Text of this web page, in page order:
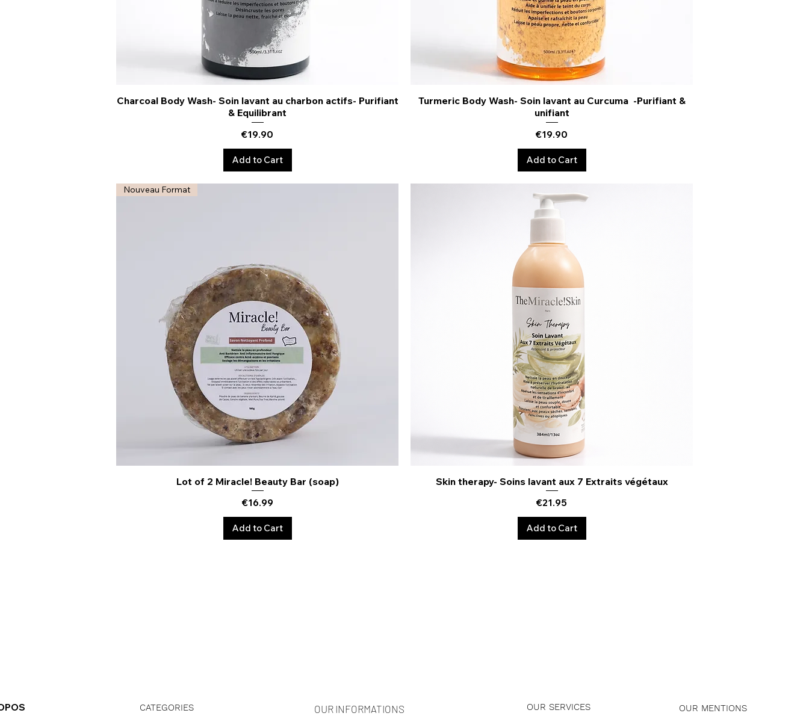
Quick View
Charcoal Body Wash- Soin lavant au charbon actifs- Purifiant
& Equilibrant
Price
€19.90
Add to Cart
Quick View
Turmeric Body Wash- Soin lavant au Curcuma -Purifiant &
unifiant
Price
€19.90
Add to Cart
Quick View
Nouveau Format
Lot of 2 Miracle! Beauty Bar (soap)
Price
€16.99
Add to Cart
Quick View
Skin therapy- Soins lavant aux 7 Extraits végétaux
Price
€21.95
Add to Cart
CATEGORIES OUR INFORMATIONS OUR SERVICES OUR MENTIONS